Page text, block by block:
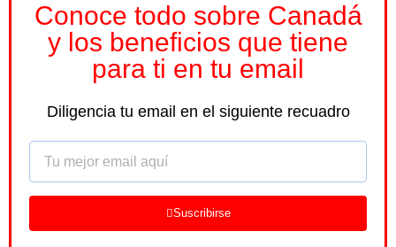
Conoce todo sobre Canadá
y los beneficios que tiene
para ti en tu email
Diligencia tu email en el siguiente recuadro
Suscribirse